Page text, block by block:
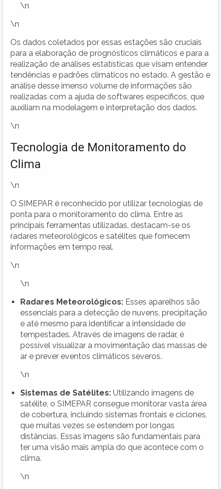
\n
\n
Os dados coletados por essas estações são cruciais
para a elaboração de prognósticos climáticos e para a
realização de análises estatísticas que visam entender
tendências e padrões climáticos no estado. A gestão e
análise desse imenso volume de informações são
realizadas com a ajuda de softwares específicos, que
auxiliam na modelagem e interpretação dos dados.
\n
Tecnologia de Monitoramento do
Clima
\n
O SIMEPAR é reconhecido por utilizar tecnologias de
ponta para o monitoramento do clima. Entre as
principais ferramentas utilizadas, destacam-se os
radares meteorológicos e satélites que fornecem
informações em tempo real.
\n
\n
Radares Meteorológicos: Esses aparelhos são
essenciais para a detecção de nuvens, precipitação
e até mesmo para identificar a intensidade de
tempestades. Através de imagens de radar, é
possível visualizar a movimentação das massas de
ar e prever eventos climáticos severos.
\n
Sistemas de Satélites: Utilizando imagens de
satélite, o SIMEPAR consegue monitorar vasta área
de cobertura, incluindo sistemas frontais e ciclones,
que muitas vezes se estendem por longas
distâncias. Essas imagens são fundamentais para
ter uma visão mais ampla do que acontece com o
clima.
\n